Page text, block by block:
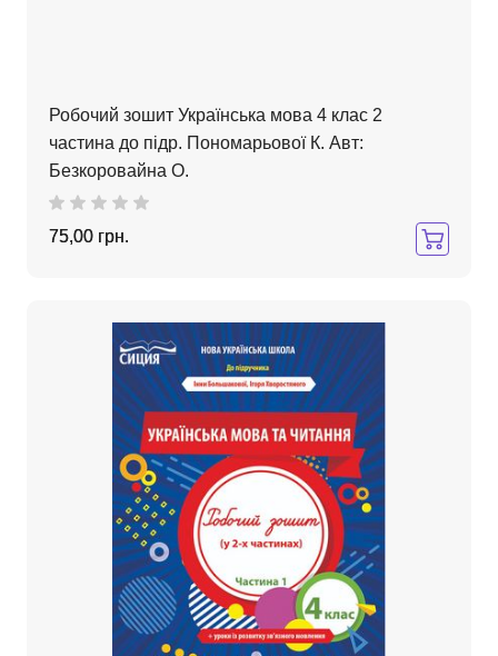
Робочий зошит Українська мова 4 клас 2
частина до підр. Пономарьової К. Авт:
Безкоровайна О.
75,00 грн.